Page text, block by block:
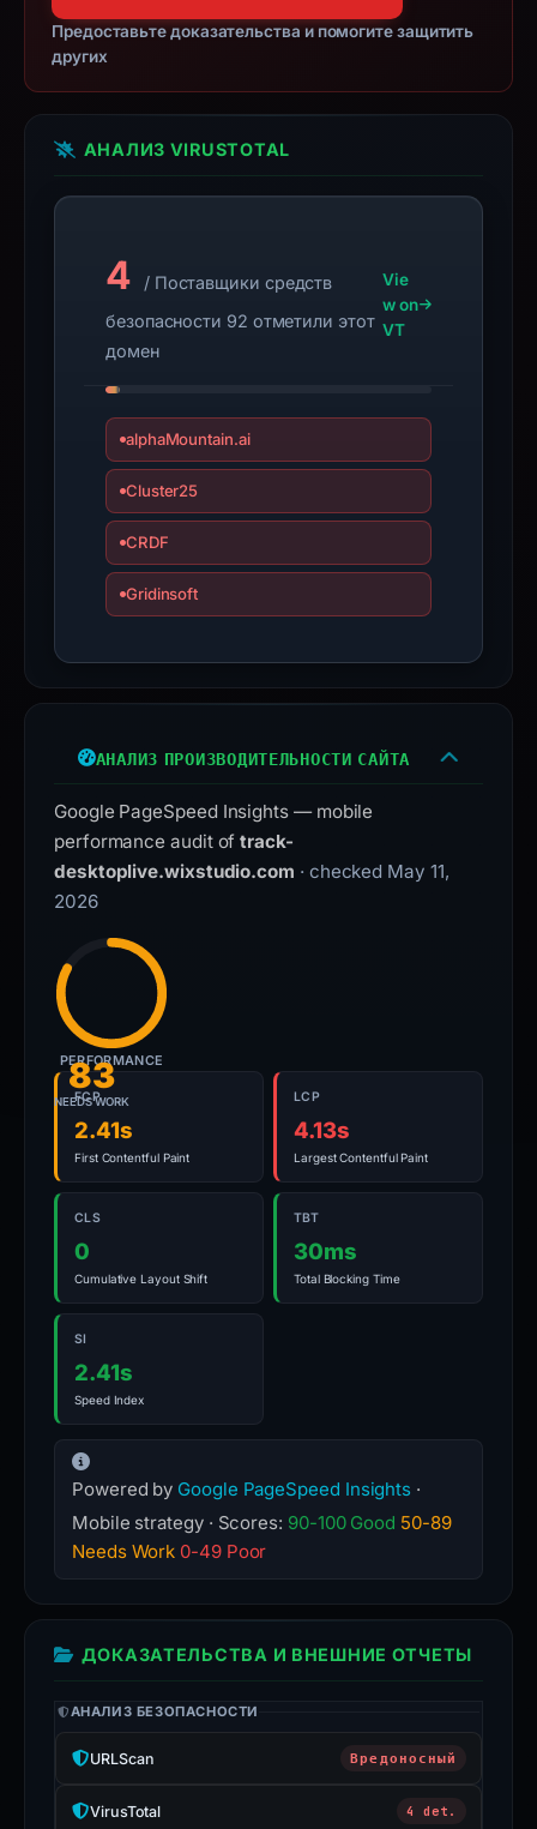
be
malicious
solely
it
The
collected
as
the
target.
Because
is
not
verify
domain
independently
before
credentials
unless
through
the
expected
appeal
this
Предоставьте доказательства и помогите защитить
других
АНАЛИЗ VIRUSTOTAL
4
/ Поставщики средств
безопасности 92 отметили этот
домен
Vie
w on
VT
alphaMountain.ai
Cluster25
CRDF
Gridinsoft
АНАЛИЗ ПРОИЗВОДИТЕЛЬНОСТИ САЙТА
Google PageSpeed Insights — mobile
performance audit oftrack-
desktoplive.wixstudio.com · checked May 11,
2026
83
NEEDS WORK
PERFORMANCE
FCP
2.41s
First Contentful Paint
LCP
4.13s
Largest Contentful Paint
CLS
0
Cumulative Layout Shift
TBT
30ms
Total Blocking Time
SI
2.41s
Speed Index
Powered by Google PageSpeed Insights ·
Mobile strategy · Scores: 90-100 Good 50-89
Needs Work 0-49 Poor
ДОКАЗАТЕЛЬСТВА И ВНЕШНИЕ ОТЧЕТЫ
АНАЛИЗ БЕЗОПАСНОСТИ
URLScan Вредоносный
VirusTotal 4 det.